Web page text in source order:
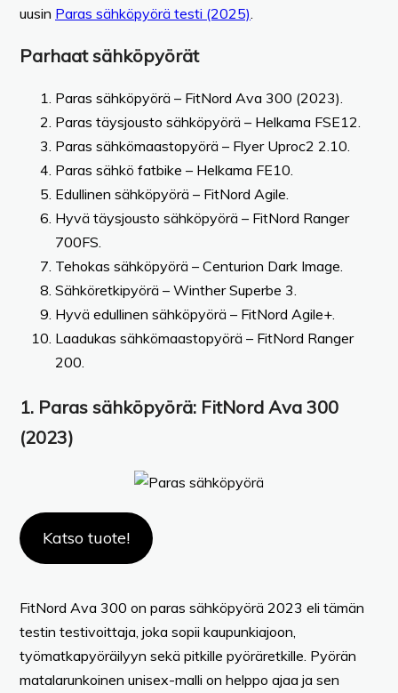
uusin Paras sähköpyörä testi (2025).
Parhaat sähköpyörät
Paras sähköpyörä – FitNord Ava 300 (2023).
Paras täysjousto sähköpyörä – Helkama FSE12.
Paras sähkömaastopyörä – Flyer Uproc2 2.10.
Paras sähkö fatbike – Helkama FE10.
Edullinen sähköpyörä – FitNord Agile.
Hyvä täysjousto sähköpyörä – FitNord Ranger
700FS.
Tehokas sähköpyörä – Centurion Dark Image.
Sähköretkipyörä – Winther Superbe 3.
Hyvä edullinen sähköpyörä – FitNord Agile+.
Laadukas sähkömaastopyörä – FitNord Ranger
200.
1. Paras sähköpyörä: FitNord Ava 300
(2023)
Katso tuote!
FitNord Ava 300 on paras sähköpyörä 2023 eli tämän
testin testivoittaja, joka sopii kaupunkiajoon,
työmatkapyöräilyyn sekä pitkille pyöräretkille. Pyörän
matalarunkoinen unisex-malli on helppo ajaa ja sen